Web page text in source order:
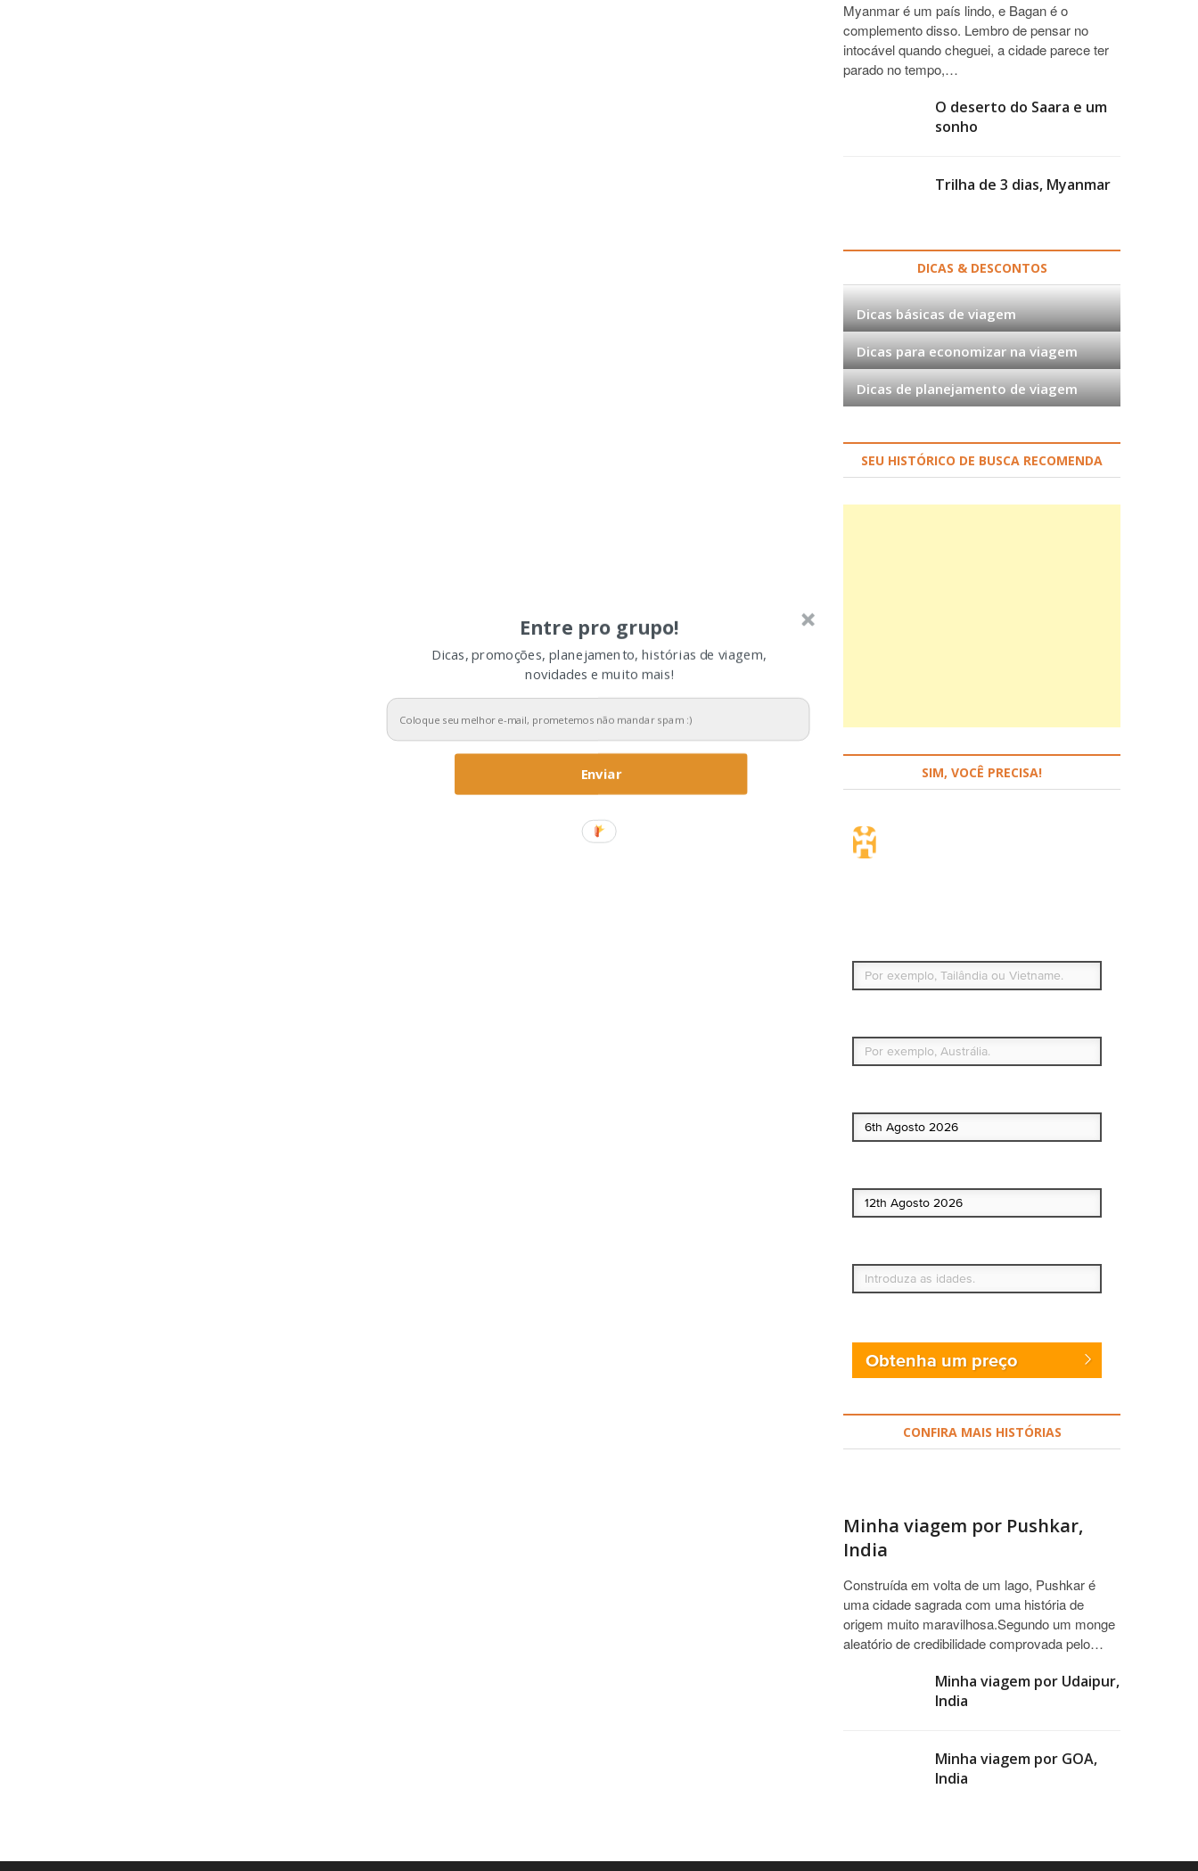
Myanmar é um país lindo, e Bagan é o
complemento disso. Lembro de pensar no
intocável quando cheguei, a cidade parece ter
parado no tempo,…
O deserto do Saara e um
sonho
Trilha de 3 dias, Myanmar
DICAS & DESCONTOS
Dicas básicas de viagem
Dicas para economizar na viagem
Dicas de planejamento de viagem
SEU HISTÓRICO DE BUSCA RECOMENDA
SIM, VOCÊ PRECISA!
Obtenha um preço
CONFIRA MAIS HISTÓRIAS
Minha viagem por Pushkar,
India
Construída em volta de um lago, Pushkar é
uma cidade sagrada com uma história de
origem muito maravilhosa.Segundo um monge
aleatório de credibilidade comprovada pelo…
Minha viagem por Udaipur,
India
Minha viagem por GOA,
India
Entre pro grupo!
Dicas, promoções, planejamento, histórias de viagem,
novidades e muito mais!
Enviar